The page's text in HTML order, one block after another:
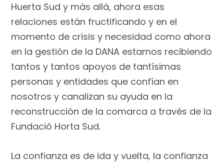
Huerta Sud y más allá, ahora esas
relaciones están fructificando y en el
momento de crisis y necesidad como ahora
en la gestión de la DANA estamos recibiendo
tantos y tantos apoyos de tantísimas
personas y entidades que confían en
nosotros y canalizan su ayuda en la
reconstrucción de la comarca a través de la
Fundació Horta Sud.
La confianza es de ida y vuelta, la confianza